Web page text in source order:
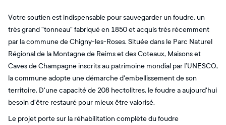
Votre soutien est indispensable pour sauvegarder un foudre, un
très grand "tonneau" fabriqué en 1850 et acquis très récemment
par la commune de Chigny-les-Roses. Située dans le Parc Naturel
Régional de la Montagne de Reims et des Coteaux, Maisons et
Caves de Champagne inscrits au patrimoine mondial par l’UNESCO,
la commune adopte une démarche d'embellissement de son
territoire. D'une capacité de 208 hectolitres, le foudre a aujourd'hui
besoin d'être restauré pour mieux être valorisé.
Le projet porte sur la réhabilitation complète du foudre